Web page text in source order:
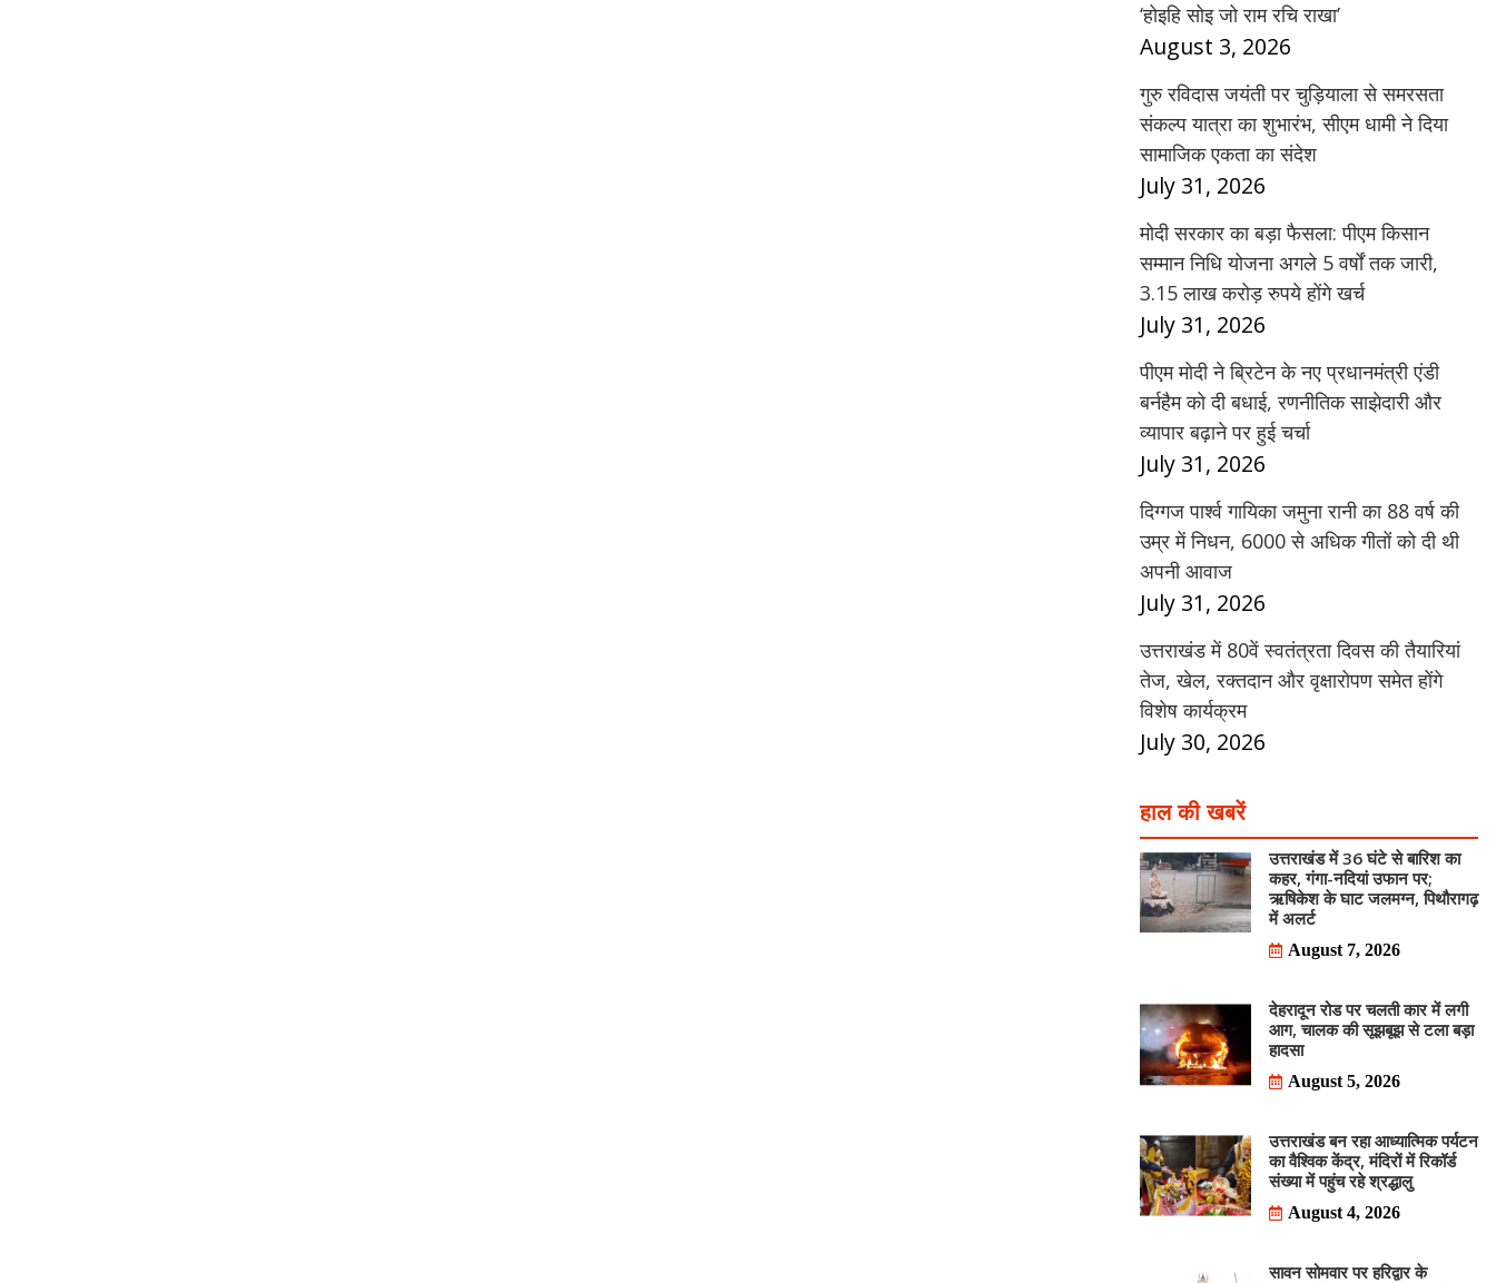
‘होइहि सोइ जो राम रचि राखा’
August 3, 2026
गुरु रविदास जयंती पर चुड़ियाला से समरसता
संकल्प यात्रा का शुभारंभ, सीएम धामी ने दिया
सामाजिक एकता का संदेश
July 31, 2026
मोदी सरकार का बड़ा फैसला: पीएम किसान
सम्मान निधि योजना अगले 5 वर्षों तक जारी,
3.15 लाख करोड़ रुपये होंगे खर्च
July 31, 2026
पीएम मोदी ने ब्रिटेन के नए प्रधानमंत्री एंडी
बर्नहैम को दी बधाई, रणनीतिक साझेदारी और
व्यापार बढ़ाने पर हुई चर्चा
July 31, 2026
दिग्गज पार्श्व गायिका जमुना रानी का 88 वर्ष की
उम्र में निधन, 6000 से अधिक गीतों को दी थी
अपनी आवाज
July 31, 2026
उत्तराखंड में 80वें स्वतंत्रता दिवस की तैयारियां
तेज, खेल, रक्तदान और वृक्षारोपण समेत होंगे
विशेष कार्यक्रम
July 30, 2026
हाल की खबरें
उत्तराखंड में 36 घंटे से बारिश का
कहर, गंगा-नदियां उफान पर;
ऋषिकेश के घाट जलमग्न, पिथौरागढ़
में अलर्ट
August 7, 2026
देहरादून रोड पर चलती कार में लगी
आग, चालक की सूझबूझ से टला बड़ा
हादसा
August 5, 2026
उत्तराखंड बन रहा आध्यात्मिक पर्यटन
का वैश्विक केंद्र, मंदिरों में रिकॉर्ड
संख्या में पहुंच रहे श्रद्धालु
August 4, 2026
सावन सोमवार पर हरिद्वार के